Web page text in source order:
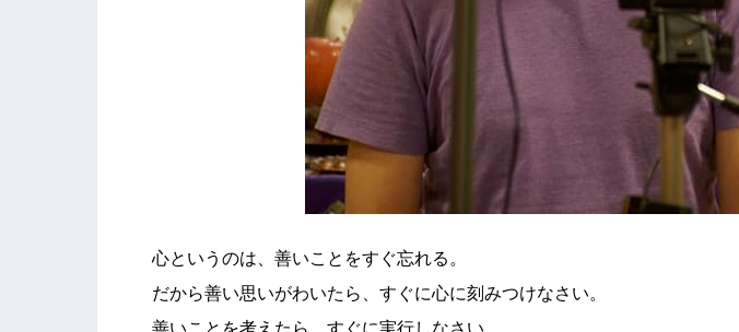
心というのは、善いことをすぐ忘れる。
だから善い思いがわいたら、すぐに心に刻みつけなさい。
善いことを考えたら、すぐに実行しなさい。